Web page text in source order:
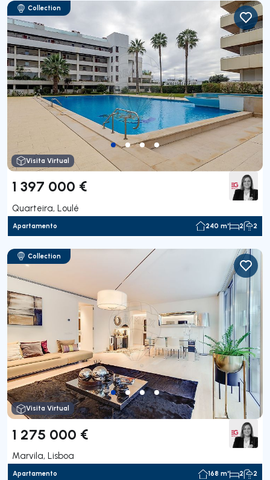
Collection
Visita Virtual
1 397 000 €
Quarteira, Loulé
Apartamento 240 m² 2 2
Collection
Visita Virtual
1 275 000 €
Marvila, Lisboa
Apartamento 168 m² 2 2